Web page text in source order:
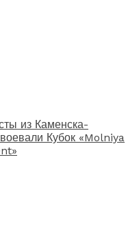
из Каменска-
Кубок «Molniya